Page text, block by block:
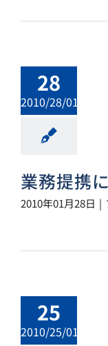
28
2010/28/01
業務提携
2010年01月28日 |
25
2010/25/01